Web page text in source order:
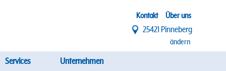
Top
Menü
Kontakt Über uns
25421 Pinneberg
ändern
Services Unternehmen